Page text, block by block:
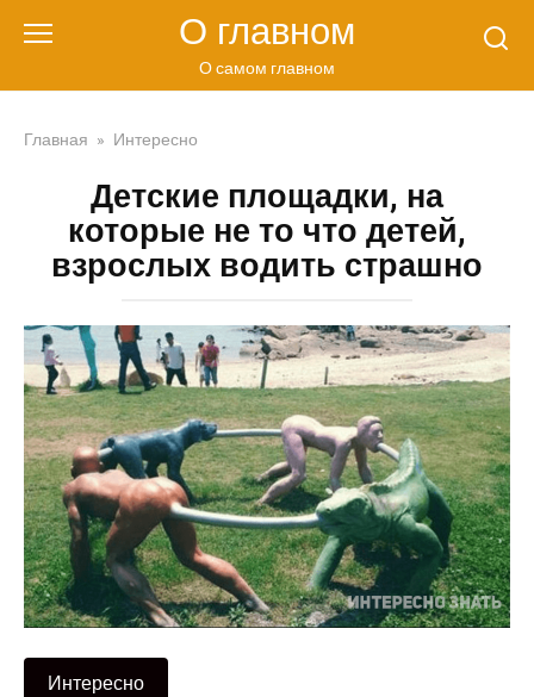
О главном
О самом главном
Главная » Интересно
Детские площадки, на
которые не то что детей,
взрослых водить страшно
Интересно